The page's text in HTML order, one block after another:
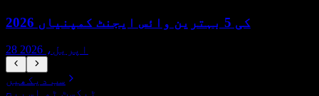
2026 کی 5 بہترین وائس ایجنٹ کمپنیاں
28 اپریل، 2026
سب دیکھیں
ٹیکسٹ ٹو اسپیچ